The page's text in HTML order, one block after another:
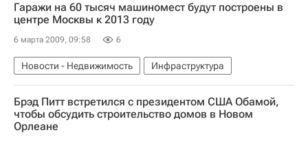
Гаражи на 60 тысяч машиномест будут построены в
центре Москвы к 2013 году
6 марта 2009, 09:58 6
Новости - Недвижимость Инфраструктура
Брэд Питт встретился с президентом США Обамой,
чтобы обсудить строительство домов в Новом
Орлеане